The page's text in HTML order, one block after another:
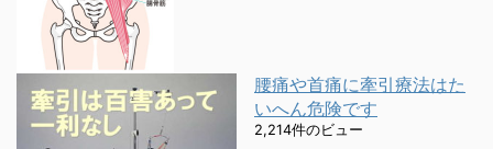
腰痛や首痛に牽引療法はた
いへん危険です
2,214件のビュー